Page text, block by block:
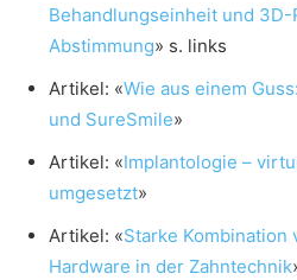
Behandlungseinheit und
Abstimmung» s. links
Artikel: «Wie aus einem
und SureSmile»
Artikel: «Implantologie –
umgesetzt»
Artikel: «Starke Kombination
Hardware in der Zahntechnik